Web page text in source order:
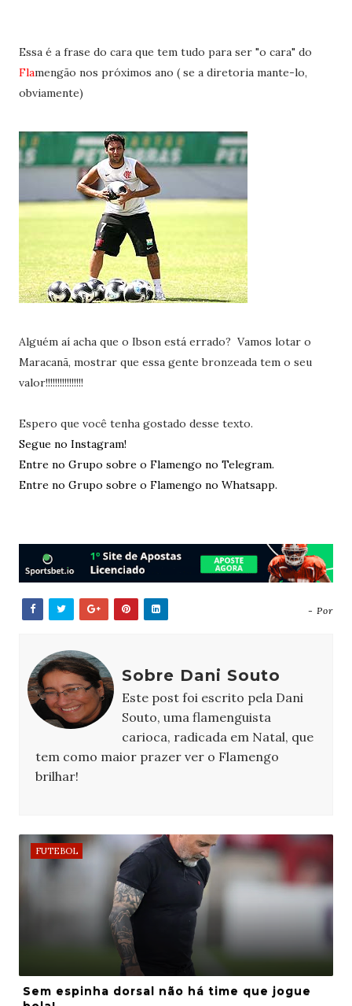
Essa é a frase do cara que tem tudo para ser "o cara" do
Flamengão nos próximos ano ( se a diretoria mante-lo,
obviamente)
Alguém aí acha que o Ibson está errado? Vamos lotar o
Maracanã, mostrar que essa gente bronzeada tem o seu
valor!!!!!!!!!!!!!!!!
Espero que você tenha gostado desse texto.
Segue no Instagram!
Entre no Grupo sobre o Flamengo no Telegram.
Entre no Grupo sobre o Flamengo no Whatsapp.
- Por
Sobre Dani Souto
Este post foi escrito pela Dani
Souto, uma flamenguista
carioca, radicada em Natal, que
tem como maior prazer ver o Flamengo
brilhar!
FUTEBOL
Sem espinha dorsal não há time que jogue